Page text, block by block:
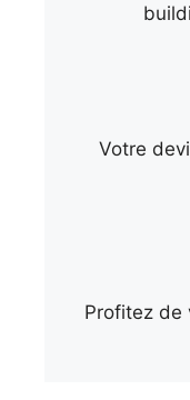
Votre
Profitez de